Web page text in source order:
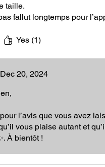
taille.
fallut longtemps pour
est une matière vraiment
pour ce model, croyez
pas déçu.
Yes (1)
Dec 20, 2024
l’avis que vous avez
vous plaise autant et
À bientôt !